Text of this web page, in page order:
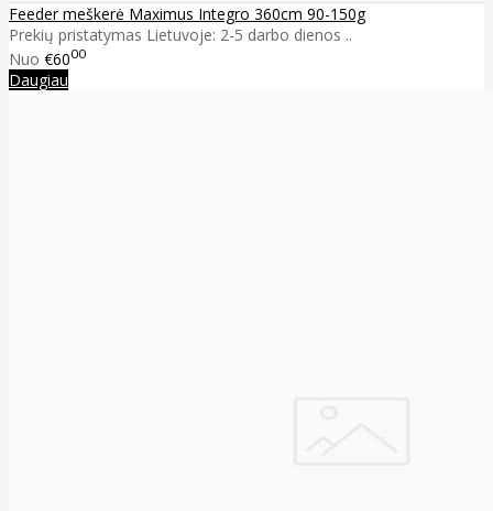
Feeder meškerė Maximus Integro 360cm 90-150g
Prekių pristatymas Lietuvoje: 2-5 darbo dienos ..
Nuo €6000
Daugiau